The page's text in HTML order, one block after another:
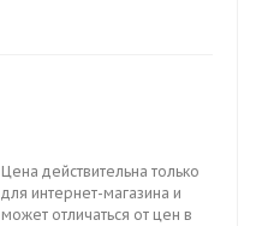
Цена действительна только
для интернет-магазина и
может отличаться от цен в